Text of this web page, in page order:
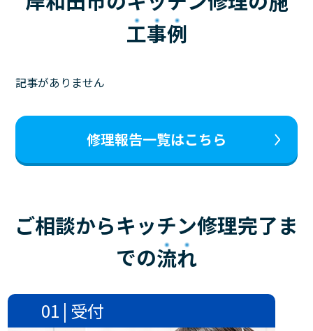
工事例
記事がありません
修理報告一覧はこちら
ご相談からキッチン修理完了ま
での流れ
01 | 受付